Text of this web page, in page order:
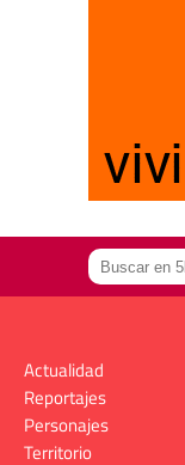
Actualidad
Reportajes
Personajes
Territorio